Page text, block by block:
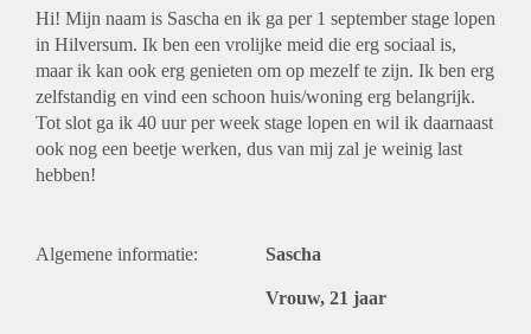
Hi! Mijn naam is Sascha en ik ga per 1 september stage lopen
in Hilversum. Ik ben een vrolijke meid die erg sociaal is,
maar ik kan ook erg genieten om op mezelf te zijn. Ik ben erg
zelfstandig en vind een schoon huis/woning erg belangrijk.
Tot slot ga ik 40 uur per week stage lopen en wil ik daarnaast
ook nog een beetje werken, dus van mij zal je weinig last
hebben!
Algemene informatie: Sascha
Vrouw, 21 jaar